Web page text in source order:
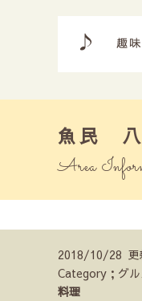
魚民 八
Area
2018/10/28 更
Category；グ
料理